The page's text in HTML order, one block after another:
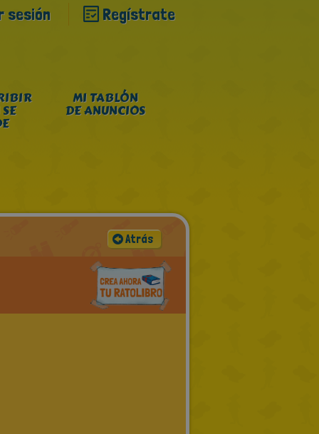
sesión Regístrate
MI TABLÓN
DE ANUNCIOS
Atrás